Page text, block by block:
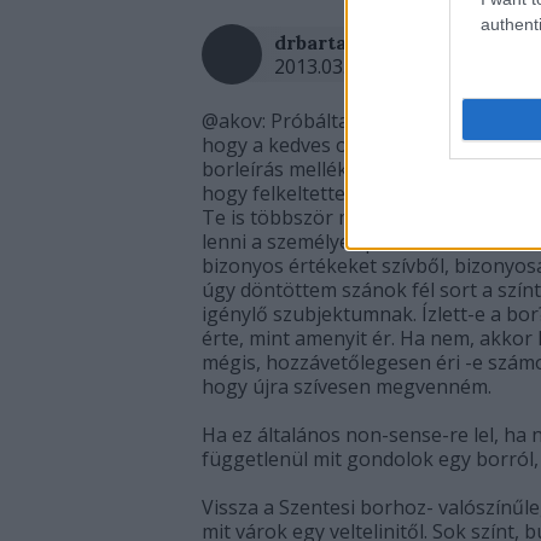
drbarta
2013.03.05. 22:43:54
@akov: Próbáltam a reggeli
hogy a kedves olvasó ne vegye
borleírás mellékelve aromatikai és
hogy felkeltette -e mindez az
Te is többször mondtad, hogy egy
lenni a személyes preferenciától.
bizonyos értékeket szívből,
úgy döntöttem szánok fél sort a
igénylő szubjektumnak. Ízlett-e a
érte, mint amenyit ér. Ha nem,
mégis, hozzávetőlegesen éri -e
hogy újra szívesen megvenném.
Ha ez általános non-sense-re lel,
függetlenül mit gondolok egy
Vissza a Szentesi borhoz-
mit várok egy veltelinitől. Sok színt,